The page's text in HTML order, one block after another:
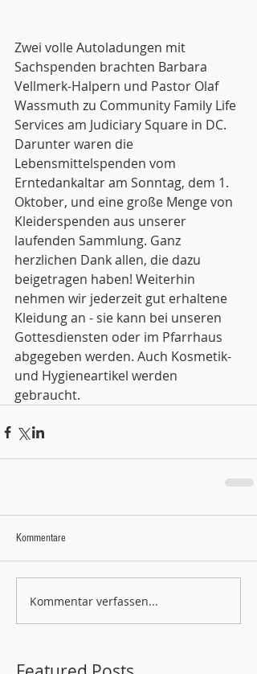
Zwei volle Autoladungen mit
Sachspenden brachten Barbara
Vellmerk-Halpern und Pastor Olaf
Wassmuth zu Community Family Life
Services am Judiciary Square in DC.
Darunter waren die
Lebensmittelspenden vom
Erntedankaltar am Sonntag, dem 1.
Oktober, und eine große Menge von
Kleiderspenden aus unserer
laufenden Sammlung. Ganz
herzlichen Dank allen, die dazu
beigetragen haben! Weiterhin
nehmen wir jederzeit gut erhaltene
Kleidung an - sie kann bei unseren
Gottesdiensten oder im Pfarrhaus
abgegeben werden. Auch Kosmetik-
und Hygieneartikel werden
gebraucht.
Kommentare
Kommentar verfassen...